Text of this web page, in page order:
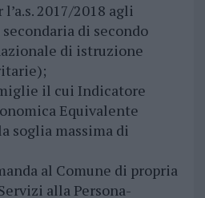
2017/2018 agli
di secondo
di istruzione
il cui Indicatore
Equivalente
soglia massima di
al Comune di propria
alla Persona-